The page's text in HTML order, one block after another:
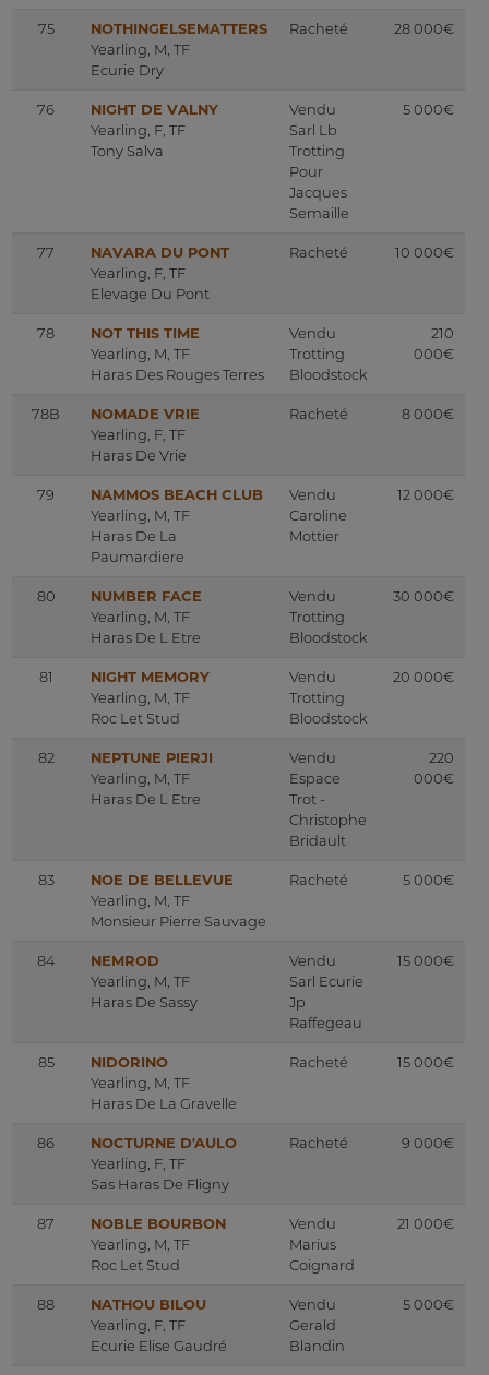
75
NOTHINGELSEMATTERS
Yearling, M, TF
Ecurie Dry
Racheté 28 000€
76
NIGHT DE VALNY
Yearling, F, TF
Tony Salva
Vendu
Sarl Lb
Trotting
Pour
Jacques
Semaille
5 000€
77
NAVARA DU PONT
Yearling, F, TF
Elevage Du Pont
Racheté 10 000€
78
NOT THIS TIME
Yearling, M, TF
Haras Des Rouges Terres
Vendu
Trotting
Bloodstock
210
000€
78B
NOMADE VRIE
Yearling, F, TF
Haras De Vrie
Racheté 8 000€
79
NAMMOS BEACH CLUB
Yearling, M, TF
Haras De La
Paumardiere
Vendu
Caroline
Mottier
12 000€
80
NUMBER FACE
Yearling, M, TF
Haras De L Etre
Vendu
Trotting
Bloodstock
30 000€
81
NIGHT MEMORY
Yearling, M, TF
Roc Let Stud
Vendu
Trotting
Bloodstock
20 000€
82
NEPTUNE PIERJI
Yearling, M, TF
Haras De L Etre
Vendu
Espace
Trot -
Christophe
Bridault
220
000€
83
NOE DE BELLEVUE
Yearling, M, TF
Monsieur Pierre Sauvage
Racheté 5 000€
84
NEMROD
Yearling, M, TF
Haras De Sassy
Vendu
Sarl Ecurie
Jp
Raffegeau
15 000€
85
NIDORINO
Yearling, M, TF
Haras De La Gravelle
Racheté 15 000€
86
NOCTURNE D'AULO
Yearling, F, TF
Sas Haras De Fligny
Racheté 9 000€
87
NOBLE BOURBON
Yearling, M, TF
Roc Let Stud
Vendu
Marius
Coignard
21 000€
88
NATHOU BILOU
Yearling, F, TF
Ecurie Elise Gaudré
Vendu
Gerald
Blandin
5 000€